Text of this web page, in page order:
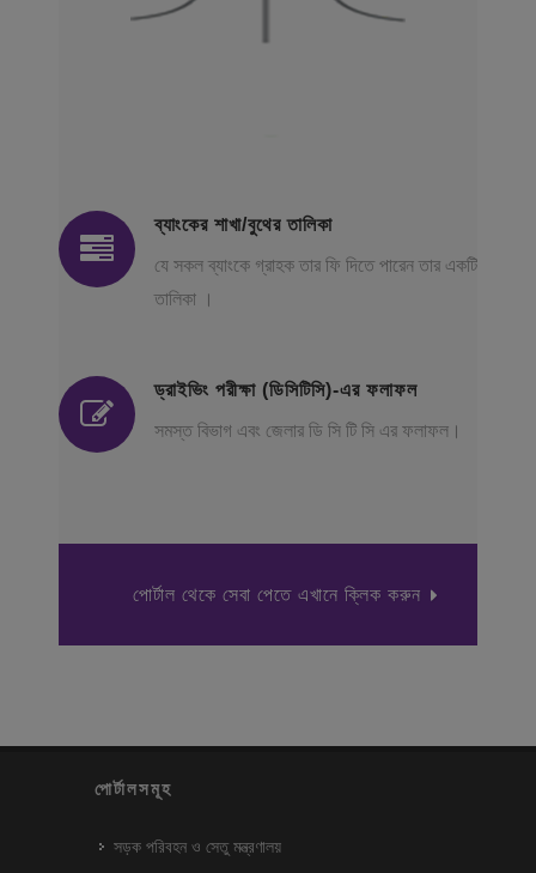
ব্যাংকের শাখা/বুথের তালিকা
যে সকল ব্যাংকে গ্রাহক তার ফি দিতে পারেন তার একটি
তালিকা ।
ড্রাইভিং পরীক্ষা (ডিসিটিসি)-এর ফলাফল
সমস্ত বিভাগ এবং জেলার ডি সি টি সি এর ফলাফল।
পোর্টাল থেকে সেবা পেতে এখানে ক্লিক করুন
পোর্টালসমূহ
সড়ক পরিবহন ও সেতু মন্ত্রণালয়